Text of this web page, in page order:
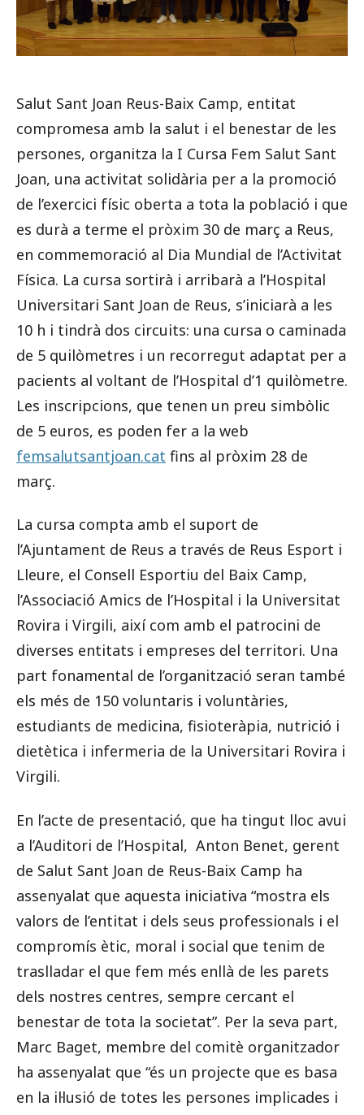
Salut Sant Joan Reus-Baix Camp, entitat
compromesa amb la salut i el benestar de les
persones, organitza la I Cursa Fem Salut Sant
Joan, una activitat solidària per a la promoció
de l’exercici físic oberta a tota la població i que
es durà a terme el pròxim 30 de març a Reus,
en commemoració al Dia Mundial de l’Activitat
Física. La cursa sortirà i arribarà a l’Hospital
Universitari Sant Joan de Reus, s’iniciarà a les
10 h i tindrà dos circuits: una cursa o caminada
de 5 quilòmetres i un recorregut adaptat per a
pacients al voltant de l’Hospital d’1 quilòmetre.
Les inscripcions, que tenen un preu simbòlic
de 5 euros, es poden fer a la web
femsalutsantjoan.cat fins al pròxim 28 de
març.
La cursa compta amb el suport de
l’Ajuntament de Reus a través de Reus Esport i
Lleure, el Consell Esportiu del Baix Camp,
l’Associació Amics de l’Hospital i la Universitat
Rovira i Virgili, així com amb el patrocini de
diverses entitats i empreses del territori. Una
part fonamental de l’organització seran també
els més de 150 voluntaris i voluntàries,
estudiants de medicina, fisioteràpia, nutrició i
dietètica i infermeria de la Universitari Rovira i
Virgili.
En l’acte de presentació, que ha tingut lloc avui
a l’Auditori de l’Hospital, Anton Benet, gerent
de Salut Sant Joan de Reus-Baix Camp ha
assenyalat que aquesta iniciativa “mostra els
valors de l’entitat i dels seus professionals i el
compromís ètic, moral i social que tenim de
traslladar el que fem més enllà de les parets
dels nostres centres, sempre cercant el
benestar de tota la societat”. Per la seva part,
Marc Baget, membre del comitè organitzador
ha assenyalat que “és un projecte que es basa
en la il·lusió de totes les persones implicades i